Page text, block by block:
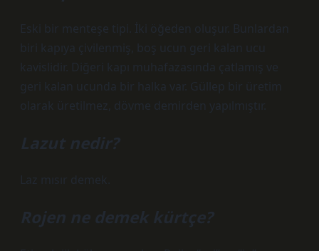
Eski bir menteşe tipi. İki öğeden oluşur. Bunlardan
biri kapıya çivilenmiş, boş ucun geri kalan ucu
kavislidir. Diğeri kapı muhafazasında çatlamış ve
geri kalan ucunda bir halka var. Güllep bir üretim
olarak üretilmez, dövme demirden yapılmıştır.
Lazut nedir?
Laz mısır demek.
Rojen ne demek kürtçe?